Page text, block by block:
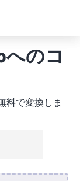
のコ
料で変換しま